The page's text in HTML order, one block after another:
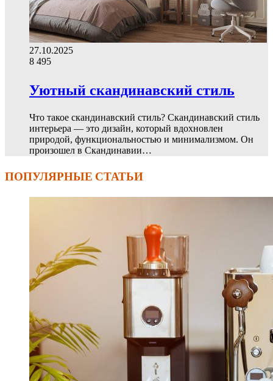
27.10.2025
8 495
Уютный скандинавский стиль
Что такое скандинавский стиль? Скандинавский стиль
интерьера — это дизайн, который вдохновлен
природой, функциональностью и минимализмом. Он
произошел в Скандинавии…
ПОПУЛЯРНЫЕ СТАТЬИ